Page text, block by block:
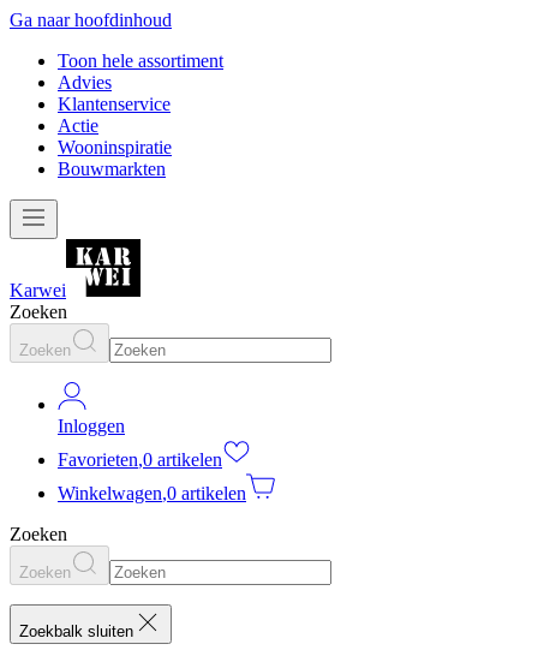
Ga naar hoofdinhoud
Toon hele assortiment
Advies
Klantenservice
Actie
Wooninspiratie
Bouwmarkten
Karwei
Zoeken
Zoeken
Inloggen
Favorieten,0 artikelen
Winkelwagen,0 artikelen
Zoeken
Zoeken
Zoekbalk sluiten